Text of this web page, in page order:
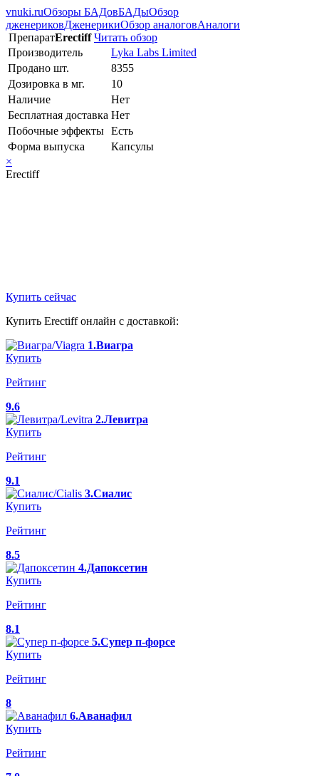
vnuki.ruОбзоры БАДовБАДыОбзор
дженериковДженерикиОбзор аналоговАналоги
ПрепаратErectiff Читать обзор
Производитель
Lyka Labs Limited
Продано шт.
8355
Дозировка в мг.
10
Наличие
Нет
Бесплатная доставка Нет
Побочные эффекты Есть
Форма выпуска
Капсулы
×
Erectiff
Купить сейчас
Купить Erectiff онлайн с доставкой:
1.Виагра
Купить
Рейтинг
9.6
2.Левитра
Купить
Рейтинг
9.1
3.Сиалис
Купить
Рейтинг
8.5
4.Дапоксетин
Купить
Рейтинг
8.1
5.Супер п-форсе
Купить
Рейтинг
8
6.Аванафил
Купить
Рейтинг